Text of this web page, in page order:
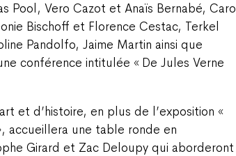
Pool, Vero Cazot et Anaïs Bernabé, Caro
Bischoff et Florence Cestac, Terkel
Pandolfo, Jaime Martin ainsi que
conférence intitulée « De Jules Verne
et d’histoire, en plus de l’exposition «
accueillera une table ronde en
Girard et Zac Deloupy qui aborderont